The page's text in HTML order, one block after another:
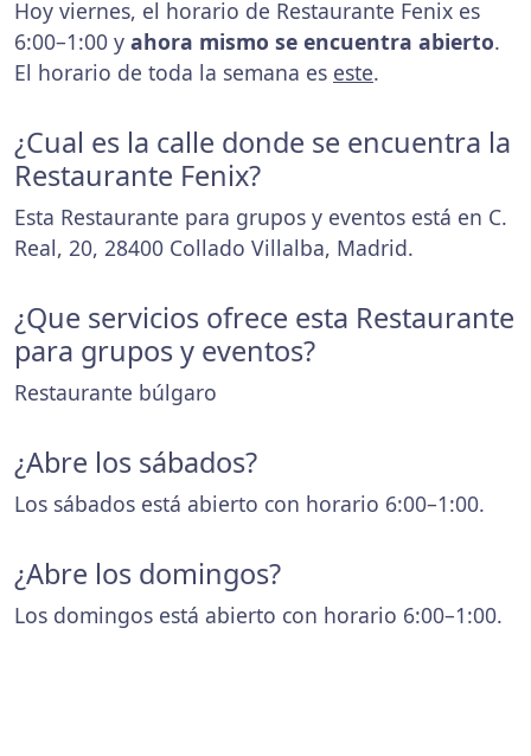
Hoy viernes, el horario de Restaurante Fenix es
6:00–1:00 y ahora mismo se encuentra abierto.
El horario de toda la semana es este.
¿Cual es la calle donde se encuentra la
Restaurante Fenix?
Esta Restaurante para grupos y eventos está en C.
Real, 20, 28400 Collado Villalba, Madrid.
¿Que servicios ofrece esta Restaurante
para grupos y eventos?
Restaurante búlgaro
¿Abre los sábados?
Los sábados está abierto con horario 6:00–1:00.
¿Abre los domingos?
Los domingos está abierto con horario 6:00–1:00.